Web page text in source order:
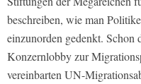
beschreiben, wie man
einzunorden gedenkt. Schon
Konzernlobby zur
vereinbarten UN-